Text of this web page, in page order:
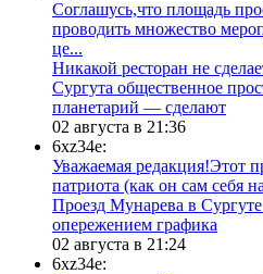
Соглашусь,что площадь
проводить множество
це...
​Никакой ресторан не
Сургута общественное
планетарий — сделают
02 августа в 21:36
6xz34e:
Уважаемая редакция!Этот
патриота (как он сам себя
​Проезд Мунарева в
опережением графика
02 августа в 21:24
6xz34e: